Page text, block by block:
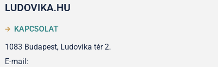
LUDOVIKA.HU
KAPCSOLAT
1083 Budapest, Ludovika tér 2.
E-mail: